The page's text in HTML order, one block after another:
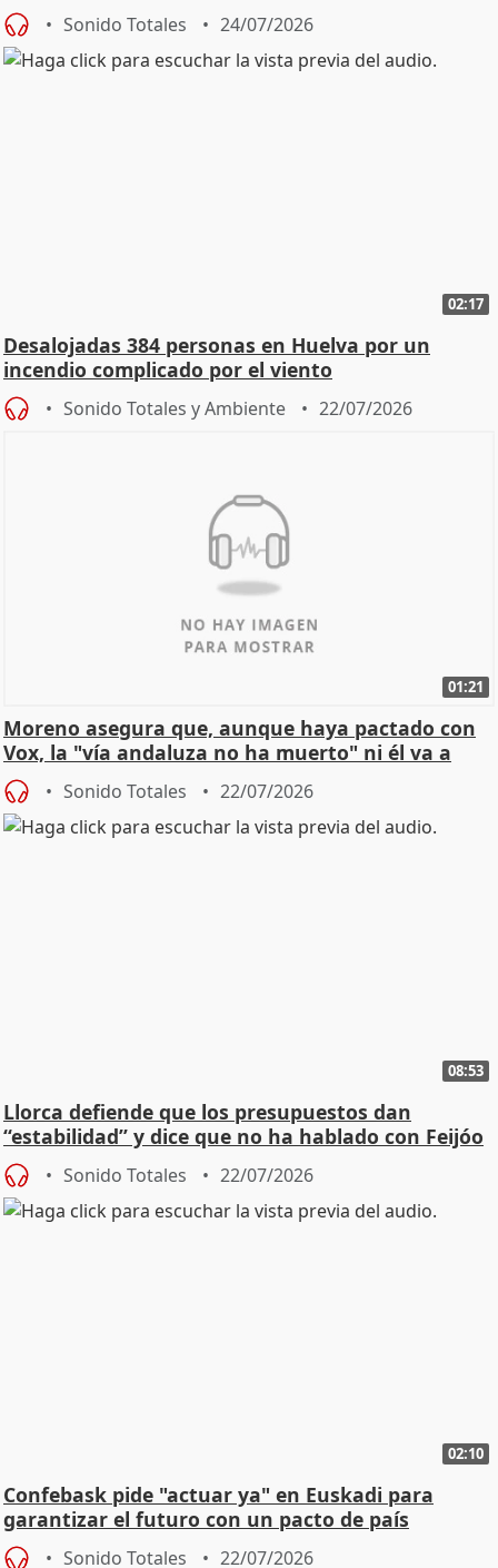
Sonido Totales 24/07/2026
02:17
Desalojadas 384 personas en Huelva por un
incendio complicado por el viento
Sonido Totales y Ambiente 22/07/2026
01:21
Moreno asegura que, aunque haya pactado con
Vox, la "vía andaluza no ha muerto" ni él va a
"cambiar"
Sonido Totales 22/07/2026
08:53
Llorca defiende que los presupuestos dan
“estabilidad” y dice que no ha hablado con Feijóo
Sonido Totales 22/07/2026
02:10
Confebask pide "actuar ya" en Euskadi para
garantizar el futuro con un pacto de país
Sonido Totales 22/07/2026